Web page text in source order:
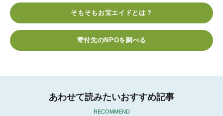
o
e
a
t
そもそもお宝エイドとは？
寄付先のNPOを調べる
あわせて読みたいおすすめ記事
RECOMMEND